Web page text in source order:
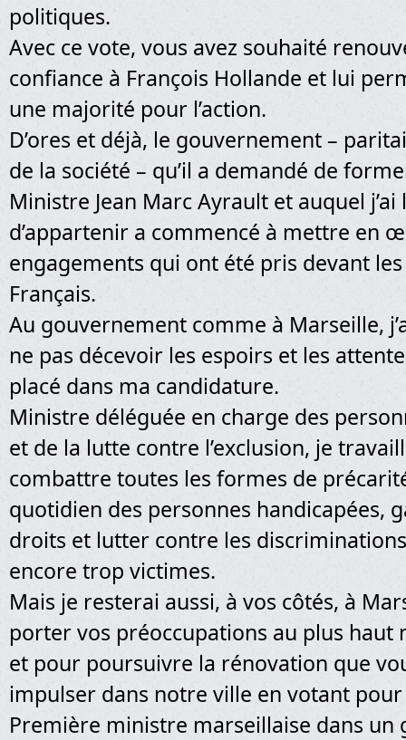
politiques.
Avec ce vote, vous avez souhaité
confiance à François Hollande et lui
une majorité pour l’action.
D’ores et déjà, le gouvernement –
de la société – qu’il a demandé de
Ministre Jean Marc Ayrault et auquel j’ai
d’appartenir a commencé à mettre en
engagements qui ont été pris devant
Français.
Au gouvernement comme à Marseille,
ne pas décevoir les espoirs et les
placé dans ma candidature.
Ministre déléguée en charge des
et de la lutte contre l’exclusion, je
combattre toutes les formes de
quotidien des personnes handicapées,
droits et lutter contre les
encore trop victimes.
Mais je resterai aussi, à vos côtés, à
porter vos préoccupations au plus haut
et pour poursuivre la rénovation que
impulser dans notre ville en votant
Première ministre marseillaise dans un